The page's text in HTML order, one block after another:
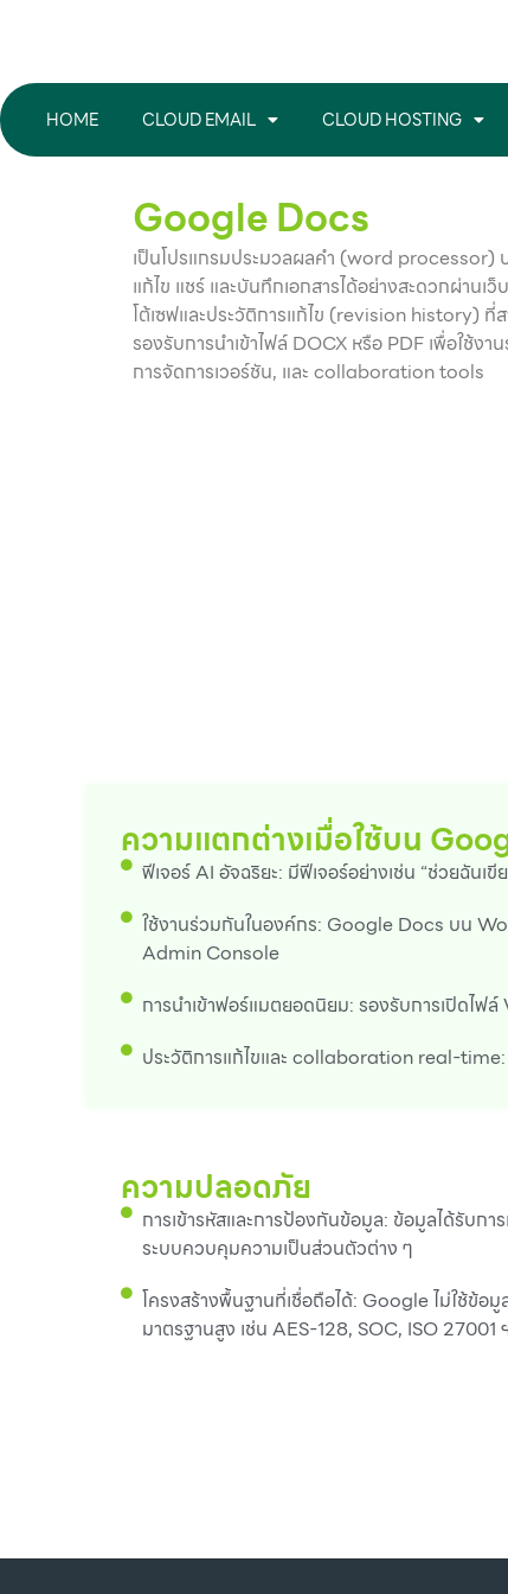
HOME CLOUD EMAIL CLOUD HOSTING
Google Docs
เป็นโปรแกรมประมวลผลคำ (word processor)
แก้ไข แชร์ และบันทึกเอกสารได้อย่างสะดวกผ่าน
โต้เซฟและประวัติการแก้ไข (revision history) ที่
รองรับการนำเข้าไฟล์ DOCX หรือ PDF เพื่อใช้ง
การจัดการเวอร์ชัน, และ collaboration tools
ความแตกต่างเมื่อใช้บน
ฟีเจอร์ AI อัจฉริยะ: มีฟีเจอร์อย่างเช่น “ช่วยฉันเ
ใช้งานร่วมกันในองค์กร: Google Docs บน
Admin Console
การนำเข้าฟอร์แมตยอดนิยม: รองรับการเปิดไฟ
ประวัติการแก้ไขและ collaboration real-
ความปลอดภัย
การเข้ารหัสและการป้องกันข้อมูล: ข้อมูลได้รับก
ระบบควบคุมความเป็นส่วนตัวต่าง ๆ
โครงสร้างพื้นฐานที่เชื่อถือได้: Google ไม่ใช้ข้
มาตรฐานสูง เช่น AES-128, SOC, ISO 27001